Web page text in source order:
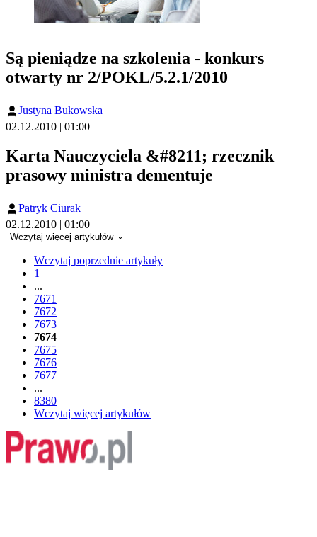
Są pieniądze na szkolenia - konkurs
otwarty nr 2/POKL/5.2.1/2010
Justyna Bukowska
02.12.2010 | 01:00
Karta Nauczyciela &#8211; rzecznik
prasowy ministra dementuje
Patryk Ciurak
02.12.2010 | 01:00
Wczytaj więcej artykułów
Wczytaj poprzednie artykuły
1
...
7671
7672
7673
7674
7675
7676
7677
...
8380
Wczytaj więcej artykułów